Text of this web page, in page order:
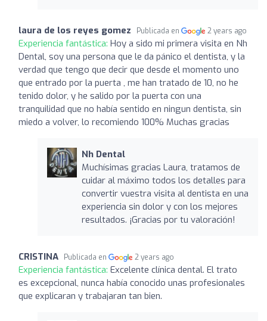
laura de los reyes gomez Publicada en 2 years ago
Experiencia fantástica: Hoy a sido mi primera visita en Nh
Dental, soy una persona que le da pánico el dentista, y la
verdad que tengo que decir que desde el momento uno
que entrado por la puerta , me han tratado de 10, no he
tenido dolor, y he salido por la puerta con una
tranquilidad que no había sentido en ningun dentista, sin
miedo a volver, lo recomiendo 100% Muchas gracias
Nh Dental
Muchísimas gracias Laura, tratamos de
cuidar al máximo todos los detalles para
convertir vuestra visita al dentista en una
experiencia sin dolor y con los mejores
resultados. ¡Gracias por tu valoración!
CRISTINA Publicada en 2 years ago
Experiencia fantástica: Excelente clínica dental. El trato
es excepcional, nunca había conocido unas profesionales
que explicaran y trabajaran tan bien.